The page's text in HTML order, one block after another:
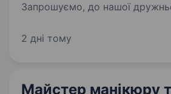
Запрошуємо, до нашої
манікюру Локація: метро Нивки (2 хвилинки
2 дні тому
Майстер манікюру